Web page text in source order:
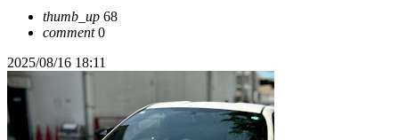
thumb_up 68
comment0
2025/08/16 18:11